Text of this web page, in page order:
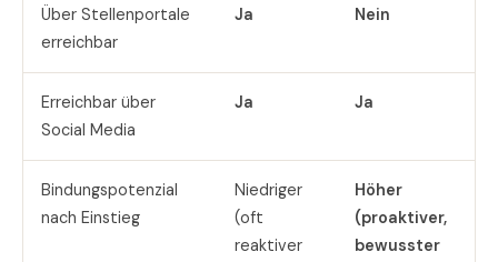
Über Stellenportale
erreichbar
Ja Nein
Erreichbar über
Social Media
Ja Ja
Bindungspotenzial
nach Einstieg
Niedriger
(oft
reaktiver
Höher
(proaktiver,
bewusster